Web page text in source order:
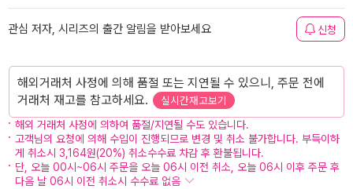
관심 저자, 시리즈의 출간 알림을 받아보세요 신청
해외거래처 사정에 의해 품절 또는 지연될 수 있으니, 주문 전에
거래처 재고를 참고하세요.
실시간재고보기
해외 거래처 사정에 의하여 품절/지연될 수도 있습니다.
고객님의 요청에 의해 수입이 진행되므로 변경 및 취소 불가합니다. 부득이하
게 취소시 3,164원(20%) 취소수수료 차감 후 환불됩니다.
단, 오늘 00시~06시 주문을 오늘 06시 이전 취소, 오늘 06시 이후 주문 후
다음 날 06시 이전 취소시 수수료 없음